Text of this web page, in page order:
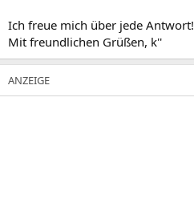
Ich freue mich über jede Antwort!
Mit freundlichen Grüßen, k''